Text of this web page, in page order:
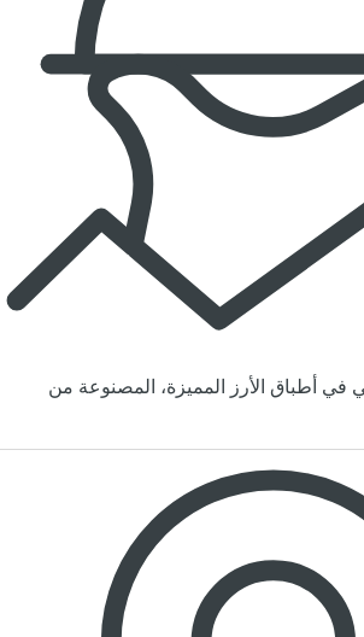
أطباق الأرز المميزة، المصنوعة من